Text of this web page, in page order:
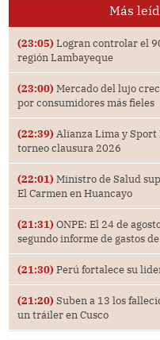
Más
(23:05) Logran controlar el
región Lambayeque
(23:00) Mercado del lujo
por consumidores más fieles
(22:39) Alianza Lima y Sport
torneo clausura 2026
(22:01) Ministro de Salud
El Carmen en Huancayo
(21:31) ONPE: El 24 de
segundo informe de gastos
(21:30) Perú fortalece su
(21:20) Suben a 13 los
un tráiler en Cusco